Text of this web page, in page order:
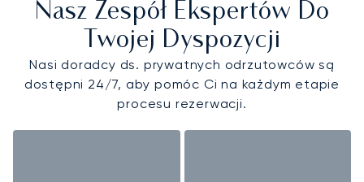
Nasz Zespół Ekspertów Do
Twojej Dyspozycji
Nasi doradcy ds. prywatnych odrzutowców są
dostępni 24/7, aby pomóc Ci na każdym etapie
procesu rezerwacji.